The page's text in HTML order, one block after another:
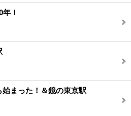
！
まった！＆鏡の東京駅